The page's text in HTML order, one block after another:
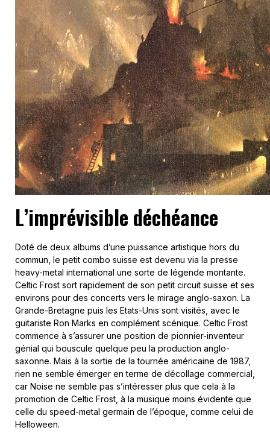
L’imprévisible déchéance
Doté de deux albums d’une puissance artistique hors du
commun, le petit combo suisse est devenu via la presse
heavy-metal international une sorte de légende montante.
Celtic Frost sort rapidement de son petit circuit suisse et ses
environs pour des concerts vers le mirage anglo-saxon. La
Grande-Bretagne puis les Etats-Unis sont visités, avec le
guitariste Ron Marks en complément scénique. Celtic Frost
commence à s’assurer une position de pionnier-inventeur
génial qui bouscule quelque peu la production anglo-
saxonne. Mais à la sortie de la tournée américaine de 1987,
rien ne semble émerger en terme de décollage commercial,
car Noise ne semble pas s’intéresser plus que cela à la
promotion de Celtic Frost, à la musique moins évidente que
celle du speed-metal germain de l’époque, comme celui de
Helloween.